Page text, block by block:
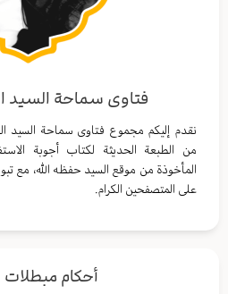
فتاوى سماحة السيد
نقدم إليكم مجموع فتاوى سماحة السيد
من الطبعة الحديثة لكتاب أجوبة
المأخوذة من موقع السيد حفظه الله، مع
على المتصفحين الكرام.
أحكام